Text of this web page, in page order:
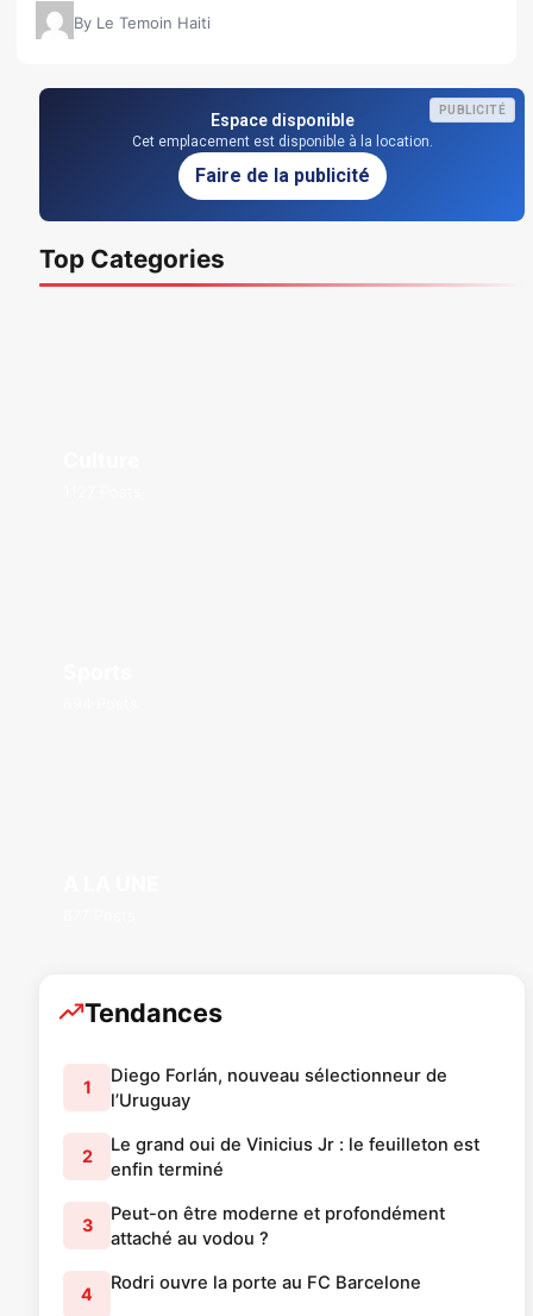
By Le Temoin Haiti
PUBLICITÉ
Espace disponible
Cet emplacement est disponible à la location.
Faire de la publicité
Top Categories
Tendances
1
Diego Forlán, nouveau sélectionneur de
l’Uruguay
2
Le grand oui de Vinicius Jr : le feuilleton est
enfin terminé
3
Peut-on être moderne et profondément
attaché au vodou ?
4
Rodri ouvre la porte au FC Barcelone